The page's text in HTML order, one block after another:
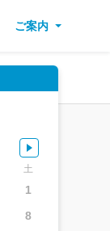
ご案内
土
1
8